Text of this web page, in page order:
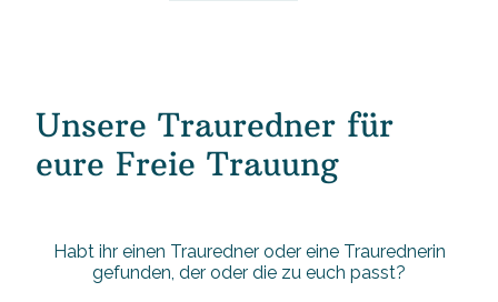
Unsere Trauredner für
eure Freie Trauung
Habt ihr einen Trauredner oder eine Traurednerin
gefunden, der oder die zu euch passt?